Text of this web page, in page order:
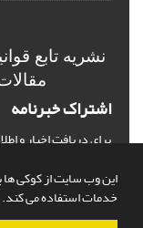
این وب سایت از کوکی ها
خدمات استفاده می کند.
نشریه تابع
اشتراک خبرنامه
برای دریافت اخبار و